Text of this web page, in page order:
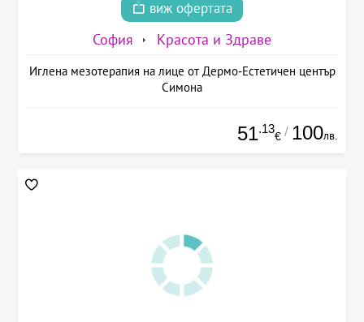
виж офертата
София Красота и Здраве
Иглена мезотерапия на лице от Дермо-Естетичен център
Симона
51.13
€ / 100лв.